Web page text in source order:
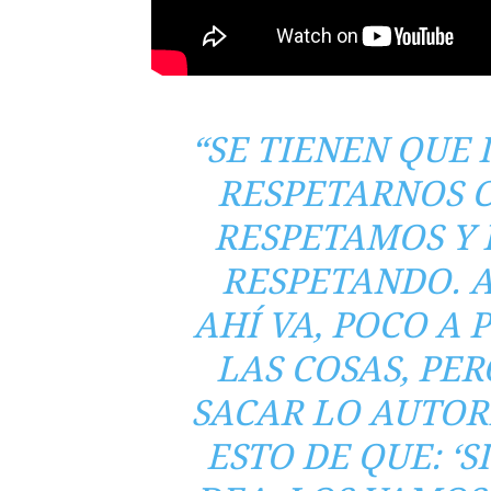
“SE TIENEN
RESPETARNOS
RESPETAMOS
RESPETANDO.
AHÍ VA, POCO A
LAS COSAS,
SACAR LO
ESTO DE QUE: